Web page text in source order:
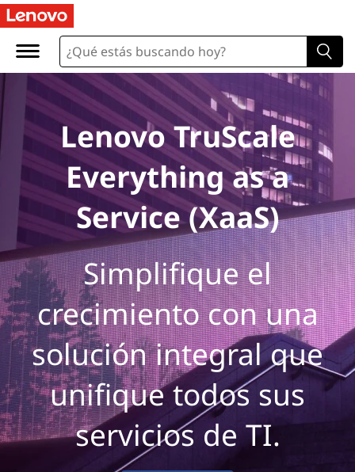
Lenovo TruScale
Everything as a
Service (XaaS)
Simplifique el
crecimiento con una
solución integral que
unifique todos sus
servicios de TI.